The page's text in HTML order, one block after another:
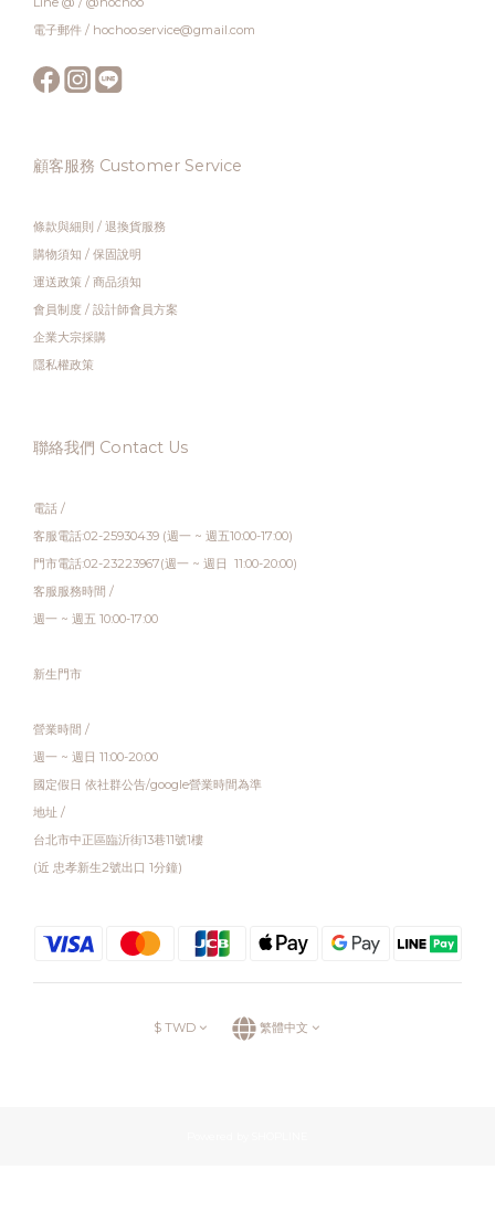
電子郵件 / hochoo.service@gmail.com
顧客服務 Customer Service
條款與細則 / 退換貨服務
購物須知 / 保固說明
運送政策 / 商品須知
會員制度 / 設計師會員方案
企業大宗採購
隱私權政策
聯絡我們 Contact Us
電話 /
客服電話:02-25930439 (週一 ~ 週五10:00-17:00)
門市電話:02-23223967(週一 ~ 週日 11:00-20:00)
客服服務時間 /
週一 ~ 週五 10:00-17:00
新生門市
營業時間 /
週一 ~ 週日 11:00-20:00
國定假日 依社群公告/google營業時間為準
地址 /
台北市中正區臨沂街13巷11號1樓
(近 忠孝新生2號出口 1分鐘)
$ TWD 繁體中文